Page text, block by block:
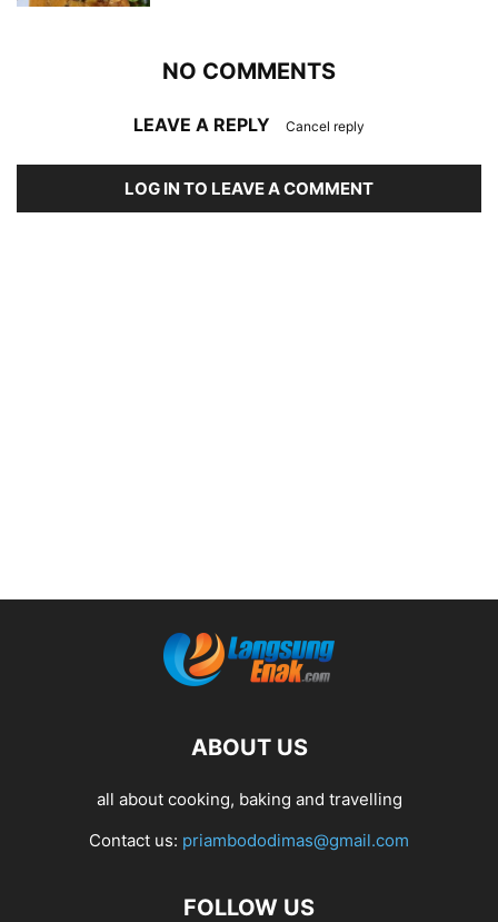
NO COMMENTS
LEAVE A REPLY Cancel reply
LOG IN TO LEAVE A COMMENT
ABOUT US
all about cooking, baking and travelling
Contact us: priambododimas@gmail.com
FOLLOW US